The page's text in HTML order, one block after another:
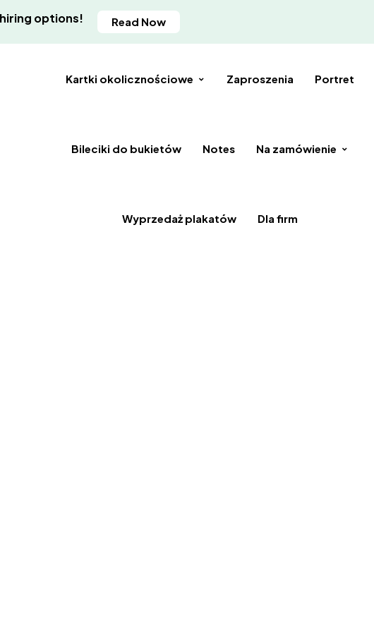
options! Read Now
Kartki okolicznościowe Zaproszenia Portret
Bileciki do bukietów Notes Na zamówienie
Wyprzedaż plakatów Dla firm